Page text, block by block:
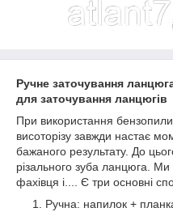
Ручне заточування
для заточування ланцюгів
При використання
висоторізу завжди настає
бажаного результату. До
різального зуба ланцюга.
фахівця і.... Є три основні
Ручна: напилок +